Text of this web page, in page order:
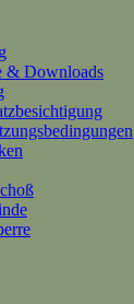
& Downloads